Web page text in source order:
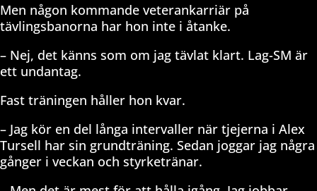
Men någon kommande veterankarriär på
tävlingsbanorna har hon inte i åtanke.
– Nej, det känns som om jag tävlat klart. Lag-SM är
ett undantag.
Fast träningen håller hon kvar.
– Jag kör en del långa intervaller när tjejerna i Alex
Tursell har sin grundträning. Sedan joggar jag några
gånger i veckan och styrketränar.